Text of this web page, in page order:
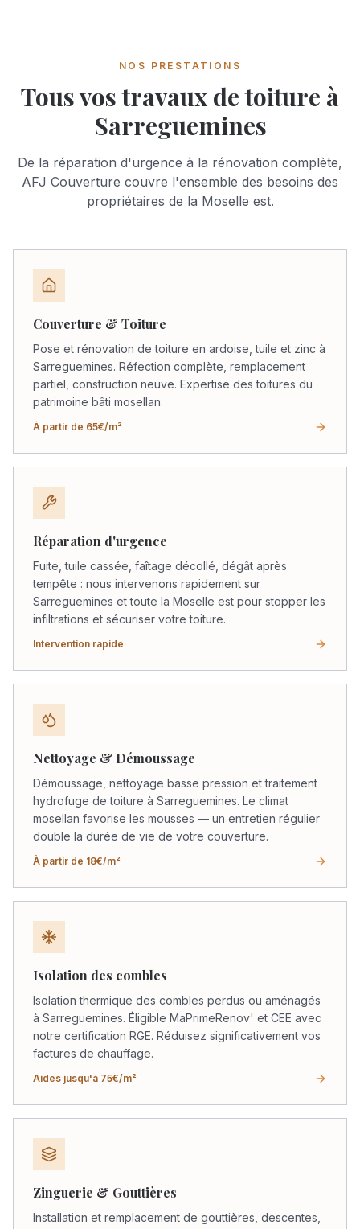
NOS PRESTATIONS
Tous vos travaux de toiture à
Sarreguemines
De la réparation d'urgence à la rénovation complète,
AFJ Couverture couvre l'ensemble des besoins des
propriétaires de la Moselle est.
Couverture & Toiture
Pose et rénovation de toiture en ardoise, tuile et zinc à
Sarreguemines. Réfection complète, remplacement
partiel, construction neuve. Expertise des toitures du
patrimoine bâti mosellan.
À partir de 65€/m²
Réparation d'urgence
Fuite, tuile cassée, faîtage décollé, dégât après
tempête : nous intervenons rapidement sur
Sarreguemines et toute la Moselle est pour stopper les
infiltrations et sécuriser votre toiture.
Intervention rapide
Nettoyage & Démoussage
Démoussage, nettoyage basse pression et traitement
hydrofuge de toiture à Sarreguemines. Le climat
mosellan favorise les mousses — un entretien régulier
double la durée de vie de votre couverture.
À partir de 18€/m²
Isolation des combles
Isolation thermique des combles perdus ou aménagés
à Sarreguemines. Éligible MaPrimeRenov' et CEE avec
notre certification RGE. Réduisez significativement vos
factures de chauffage.
Aides jusqu'à 75€/m²
Zinguerie & Gouttières
Installation et remplacement de gouttières, descentes,